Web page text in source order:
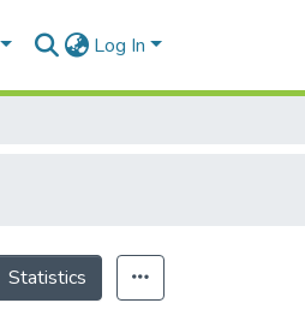
Log In
Statistics